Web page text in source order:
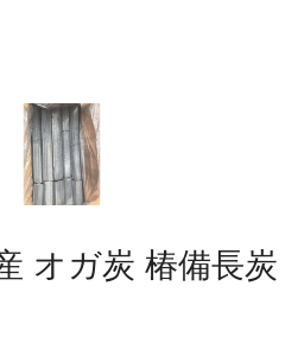
オガ炭 椿備長炭